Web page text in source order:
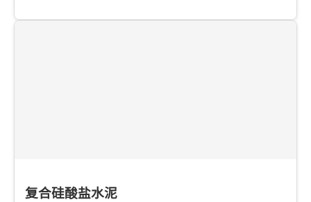
复合硅酸盐水泥